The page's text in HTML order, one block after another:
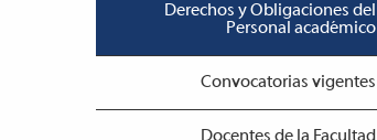
Derechos y Obligaciones del
Personal académico
Convocatorias vigentes